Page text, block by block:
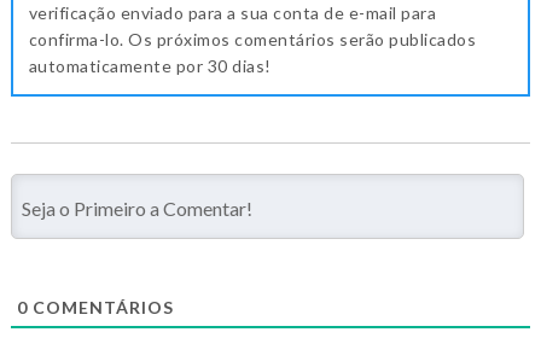
verificação enviado para a sua conta de e-mail para
confirma-lo. Os próximos comentários serão publicados
automaticamente por 30 dias!
0 COMENTÁRIOS